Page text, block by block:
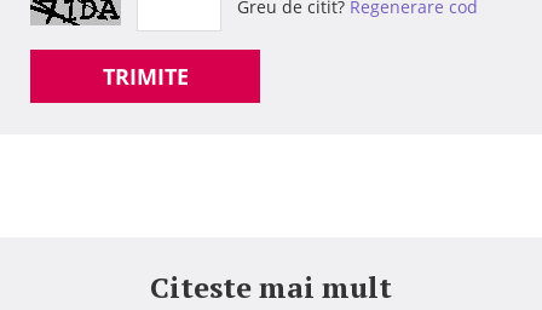
Greu de citit? Regenerare cod
TRIMITE
Citeste mai mult